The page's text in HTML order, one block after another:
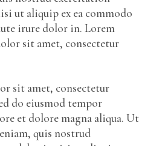
ut aliquip ex ea commodo
irure dolor in. Lorem
sit amet, consectetur
sit amet, consectetur
do eiusmod tempor
et dolore magna aliqua. Ut
quis nostrud